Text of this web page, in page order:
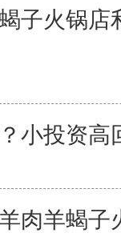
子火锅
小投资高
肉羊蝎子